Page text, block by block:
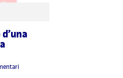
el Desconstrucció d’una interfície gràfica